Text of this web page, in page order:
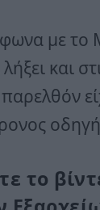
με το
λήξει και
το